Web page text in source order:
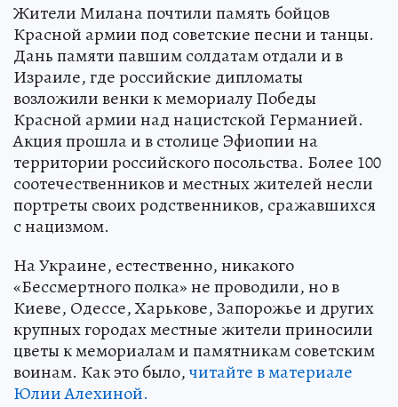
Жители Милана почтили память бойцов
Красной армии под советские песни и танцы.
Дань памяти павшим солдатам отдали и в
Израиле, где российские дипломаты
возложили венки к мемориалу Победы
Красной армии над нацистской Германией.
Акция прошла и в столице Эфиопии на
территории российского посольства. Более 100
соотечественников и местных жителей несли
портреты своих родственников, сражавшихся
с нацизмом.
На Украине, естественно, никакого
«Бессмертного полка» не проводили, но в
Киеве, Одессе, Харькове, Запорожье и других
крупных городах местные жители приносили
цветы к мемориалам и памятникам советским
воинам. Как это было,читайте в материале
Юлии Алехиной.